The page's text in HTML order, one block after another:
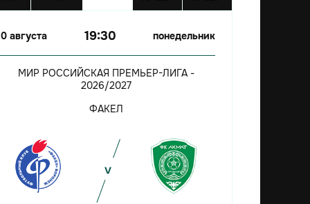
августа 19:30 понедельник
МИР РОССИЙСКАЯ ПРЕМЬЕР-ЛИГА -
2026/2027
ФАКЕЛ